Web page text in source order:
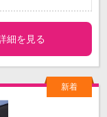
細を見る